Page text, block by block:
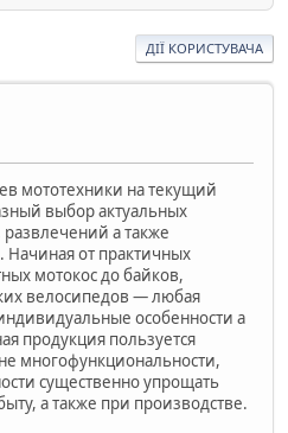
ДІЇ КОРИСТУВАЧА
мототехники на текущий
выбор актуальных
а также
от практичных
мотокос до байков,
велосипедов — любая
особенности а
продукция пользуется
многофункциональности,
существенно упрощать
а также при производстве.